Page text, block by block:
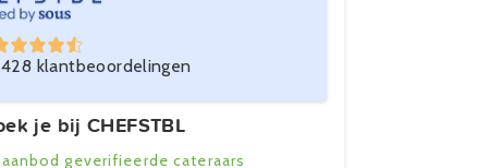
klantbeoordelingen
je bij CHEFSTBL
geverifieerde cateraars